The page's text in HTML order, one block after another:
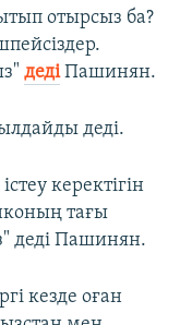
отырсыз ба?
деді Пашинян.
деді.
керектігін
тағы
деді Пашинян.
кезде оған